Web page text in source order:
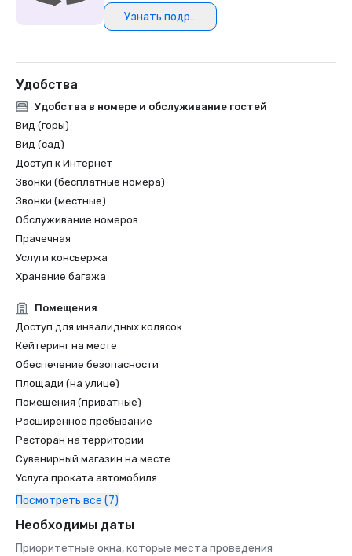
Узнать подробнее
Удобства
Удобства в номере и обслуживание гостей
Вид (горы)
Вид (сад)
Доступ к Интернет
Звонки (бесплатные номера)
Звонки (местные)
Обслуживание номеров
Прачечная
Услуги консьержа
Хранение багажа
Помещения
Доступ для инвалидных колясок
Кейтеринг на месте
Обеспечение безопасности
Площади (на улице)
Помещения (приватные)
Расширенное пребывание
Ресторан на территории
Сувенирный магазин на месте
Услуга проката автомобиля
Посмотреть все (7)
Необходимы даты
Приоритетные окна, которые места проведения